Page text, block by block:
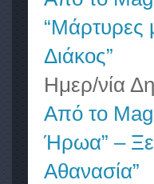
“Μάρτυρες
Διάκος”
Ημερ/νία
Από το
Ήρωα” –
Αθανασία”